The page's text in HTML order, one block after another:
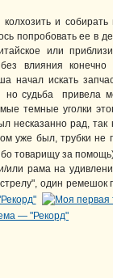
и
попробовать ее в
или
влияния конечно
начал искать
но судьба привела
темные уголки
несказанно рад, так
уже был, трубки не
товарищу за
или рама на
один ремешок